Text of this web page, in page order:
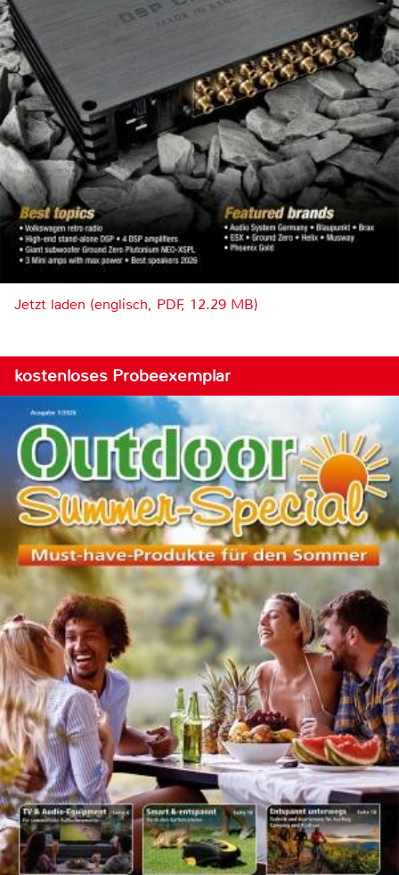
Jetzt laden (englisch, PDF, 12.29 MB)
kostenloses Probeexemplar